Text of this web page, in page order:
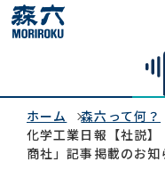
企業情報
事業内容
ホーム 森六って何？
化学工業日報【社説
商社」記事掲載のお知